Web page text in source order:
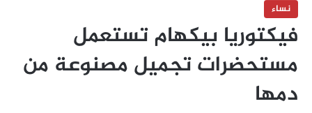
نساء
فيكتوريا بيكهام تستعمل
مستحضرات تجميل مصنوعة من
دمها